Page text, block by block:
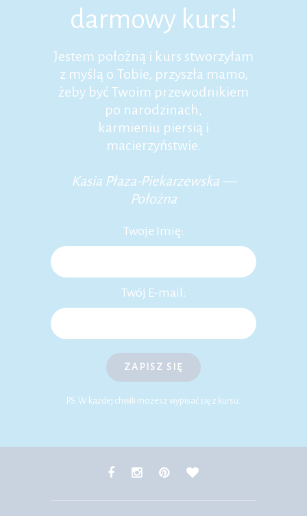
darmowy kurs!
Jestem położną i kurs stworzyłam
z myślą o Tobie, przyszła mamo,
żeby być Twoim przewodnikiem
po narodzinach,
karmieniu piersią i
macierzyństwie.
Kasia Płaza-Piekarzewska —
Położna
Twoje Imię:
Twój E-mail:
ZAPISZ SIĘ
P.S. W każdej chwili możesz wypisać się z kursu.